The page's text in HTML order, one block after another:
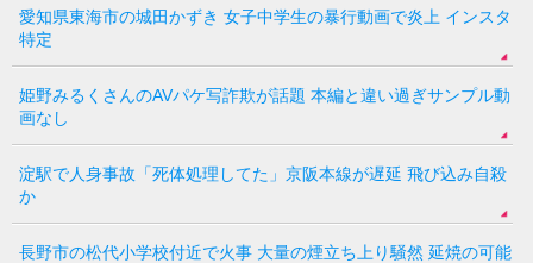
愛知県東海市の城田かずき 女子中学生の暴行動画で炎上 インスタ
特定
姫野みるくさんのAVパケ写詐欺が話題 本編と違い過ぎサンプル動
画なし
淀駅で人身事故「死体処理してた」京阪本線が遅延 飛び込み自殺
か
長野市の松代小学校付近で火事 大量の煙立ち上り騒然 延焼の可能